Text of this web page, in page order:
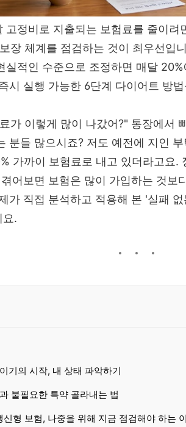
고정비로 지출되는 보험료를 줄이
장 체계를 점검하는 것이 최우선입
실적인 수준으로 조정하면 매달
시 실행 가능한 6단계 다이어트 방
가 이렇게 많이 나갔어?" 통장에서
분들 많으시죠? 저도 예전에 지인
가까이 보험료로 내고 있더라고요.
어보면 보험은 많이 가입하는 것보
가 직접 분석하고 적용해 본 '실패
요.
기의 시작, 내 상태 파악하기
불필요한 특약 골라내는 법
형 보험, 나중을 위해 지금 점검해야 하는